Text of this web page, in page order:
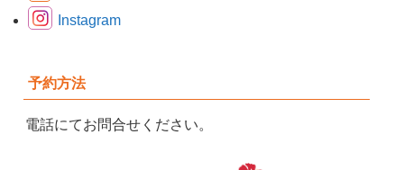
Instagram
予約方法
電話にてお問合せください。